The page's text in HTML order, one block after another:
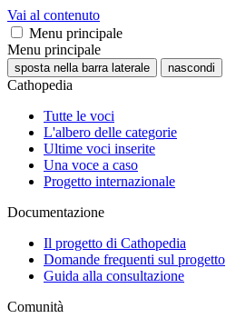
Vai al contenuto
Menu principale
Menu principale
sposta nella barra laterale nascondi
Cathopedia
Tutte le voci
L'albero delle categorie
Ultime voci inserite
Una voce a caso
Progetto internazionale
Documentazione
Il progetto di Cathopedia
Domande frequenti sul progetto
Guida alla consultazione
Comunità